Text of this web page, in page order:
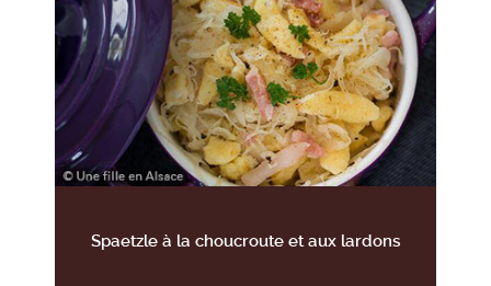
Spaetzle à la choucroute et aux lardons